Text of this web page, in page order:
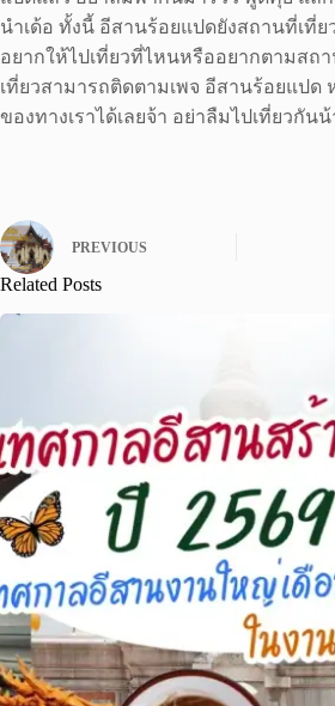
นำเด้อ ทั้งนี้ อีสานร้อยแปดยังสถานที่เที่
อยากให้ไปเที่ยวที่ไหนหรืออยากตามสถ
เที่ยวสามารถติดตามเพจ อีสานร้อยแปด
ของทางเราได้เลยจ้า อย่าลืมไปเที่ยวกันน้
PREVIOUS
Related Posts